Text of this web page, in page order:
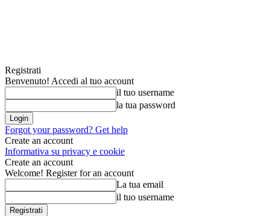
Registrati
Benvenuto! Accedi al tuo account
il tuo username
la tua password
Forgot your password? Get help
Create an account
Informativa su privacy e cookie
Create an account
Welcome! Register for an account
La tua email
il tuo username